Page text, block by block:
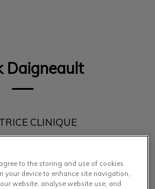
Daigneault
CLINIQUE
to the storing and use of cookies
your device to enhance site navigation,
website, analyse website use, and